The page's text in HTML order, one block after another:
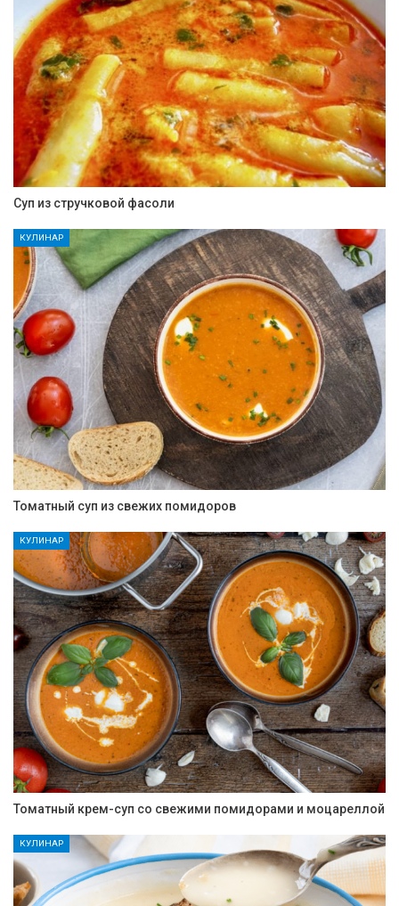
Суп из стручковой фасоли
КУЛИНАР
Томатный суп из свежих помидоров
КУЛИНАР
Томатный крем-суп со свежими помидорами и моцареллой
КУЛИНАР